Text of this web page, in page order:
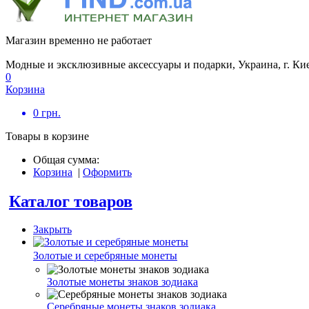
Магазин временно не работает
Модные и эксклюзивные аксессуары и подарки, Украина, г.
0
Корзина
0 грн.
Товары в корзине
Общая сумма:
Корзина | Оформить
Каталог товаров
Закрыть
Золотые и серебряные монеты
Золотые монеты знаков зодиака
Серебряные монеты знаков зодиака